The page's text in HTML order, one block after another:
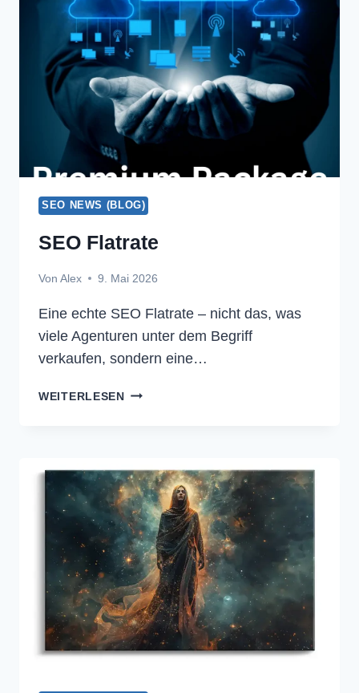
SEO NEWS (BLOG)
SEO Flatrate
Von Alex 9. Mai 2026
Eine echte SEO Flatrate – nicht das, was
viele Agenturen unter dem Begriff
verkaufen, sondern eine…
WEITERLESENSEO